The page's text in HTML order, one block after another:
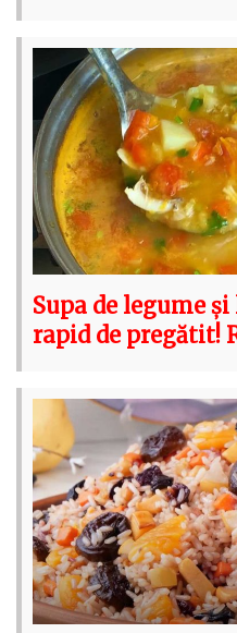
Supa de legume
rapid de pregătit!